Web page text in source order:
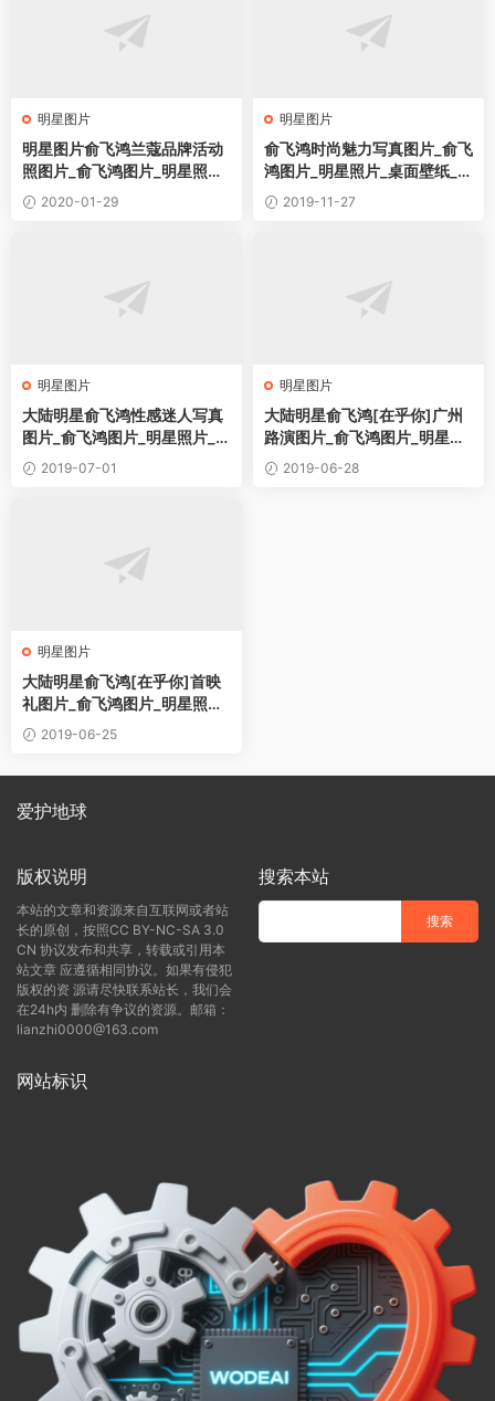
明星图片
明星图片俞飞鸿兰蔻品牌活动
照图片_俞飞鸿图片_明星照片
桌面壁纸
2020-01-29
明星图片
俞飞鸿时尚魅力写真图片_俞飞
鸿图片_明星照片_桌面壁纸_下
载 2019-11-27
明星图片
大陆明星俞飞鸿性感迷人写真
图片_俞飞鸿图片_明星照片_桌
面壁纸_下载
2019-07-01
明星图片
大陆明星俞飞鸿[在乎你]广州
路演图片_俞飞鸿图片_明星照
片_桌面壁纸_下载
2019-06-28
明星图片
大陆明星俞飞鸿[在乎你]首映
礼图片_俞飞鸿图片_明星照片_
桌面壁纸_下载
2019-06-25
爱护地球
版权说明
本站的文章和资源来自互联网或者站
长的原创，按照CC BY-NC-SA 3.0
CN 协议发布和共享，转载或引用本
站文章 应遵循相同协议。如果有侵犯
版权的资 源请尽快联系站长，我们会
在24h内 删除有争议的资源。邮箱：
lianzhi0000@163.com
搜索本站
网站标识